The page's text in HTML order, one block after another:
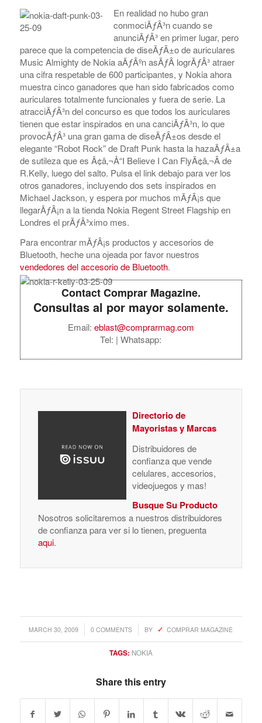
En realidad no hubo gran
conmociÃƒÂ³n cuando se
anunciÃƒÂ³ en primer lugar, pero
parece que la competencia de diseÃƒÂ±o de auriculares
Music Almighty de Nokia aÃƒÂºn asÃƒÂ­ logrÃƒÂ³ atraer
una cifra respetable de 600 participantes, y Nokia ahora
muestra cinco ganadores que han sido fabricados como
auriculares totalmente funcionales y fuera de serie. La
atracciÃƒÂ³n del concurso es que todos los auriculares
tienen que estar inspirados en una canciÃƒÂ³n, lo que
provocÃƒÂ³ una gran gama de diseÃƒÂ±os desde el
elegante “Robot Rock” de Draft Punk hasta la hazaÃƒÂ±a
de sutileza que es Ã¢â‚¬Å“I Believe I Can FlyÃ¢â‚¬Â de
R.Kelly, luego del salto. Pulsa el link debajo para ver los
otros ganadores, incluyendo dos sets inspirados en
Michael Jackson, y espera por muchos mÃƒÂ¡s que
llegarÃƒÂ¡n a la tienda Nokia Regent Street Flagship en
Londres el prÃƒÂ³ximo mes.
Para encontrar mÃƒÂ¡s productos y accesorios de
Bluetooth, heche una ojeada por favor nuestros
vendedores del accesorio de Bluetooth.
Contact Comprar Magazine.
Consultas al por mayor solamente.
Email: eblast@comprarmag.com
Tel: | Whatsapp:
Directorio de
Mayoristas y Marcas
Distribuidores de
confianza que vende
celulares, accesorios,
videojuegos y mas!
Busque Su Producto
Nosotros solicitaremos a nuestros distribuidores
de confianza para ver si lo tienen, preguenta
aqui.
MARCH 30, 2009
/ 0 COMMENTS
/ BY COMPRAR MAGAZINE
TAGS: NOKIA
Share this entry